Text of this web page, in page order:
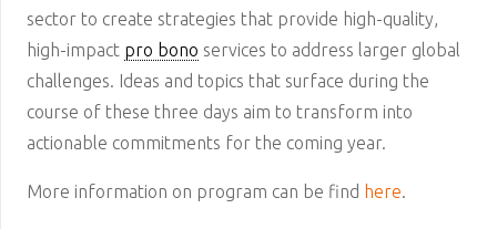
sector to create strategies that provide high-quality,
high-impact pro bono services to address larger global
challenges. Ideas and topics that surface during the
course of these three days aim to transform into
actionable commitments for the coming year.
More information on program can be find here.